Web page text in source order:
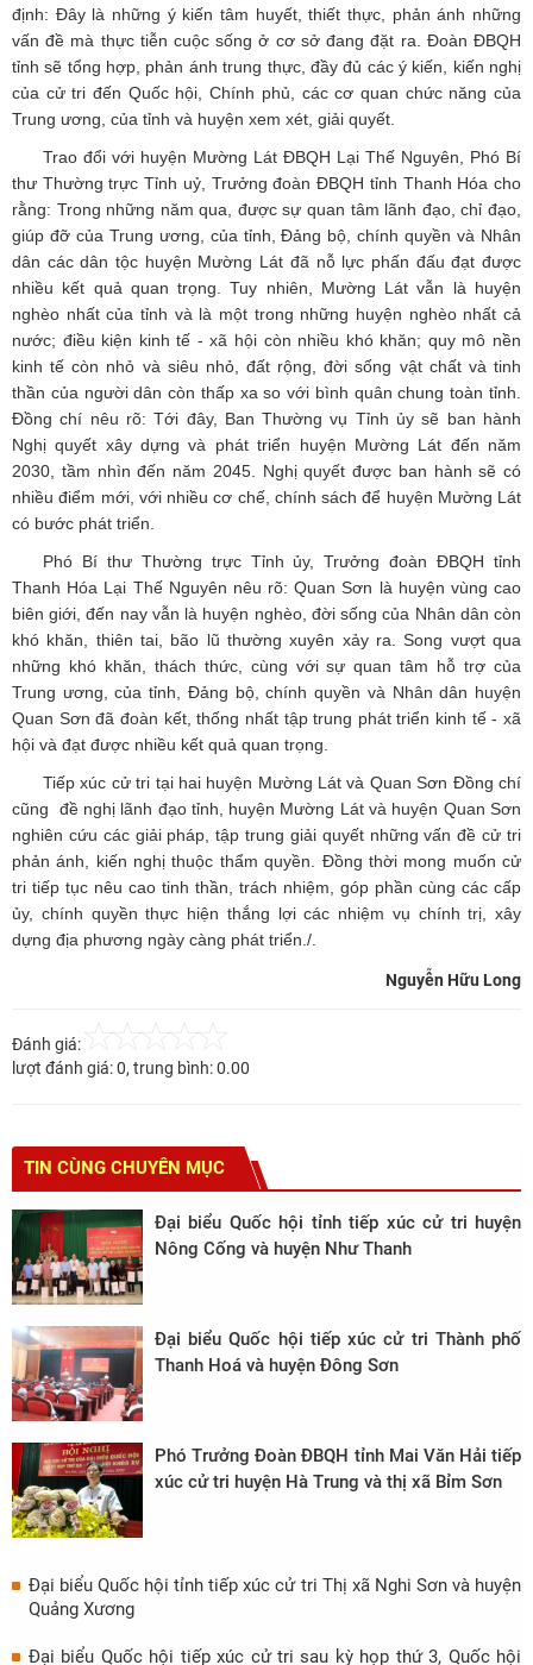
định: Đây là những ý kiến tâm huyết, thiết thực, phản ánh những
vấn đề mà thực tiễn cuộc sống ở cơ sở đang đặt ra. Đoàn ĐBQH
tỉnh sẽ tổng hợp, phản ánh trung thực, đầy đủ các ý kiến, kiến nghị
của cử tri đến Quốc hội, Chính phủ, các cơ quan chức năng của
Trung ương, của tỉnh và huyện xem xét, giải quyết.
Trao đổi với huyện Mường Lát ĐBQH Lại Thế Nguyên, Phó Bí
thư Thường trực Tỉnh uỷ, Trưởng đoàn ĐBQH tỉnh Thanh Hóa cho
rằng: Trong những năm qua, được sự quan tâm lãnh đạo, chỉ đạo,
giúp đỡ của Trung ương, của tỉnh, Đảng bộ, chính quyền và Nhân
dân các dân tộc huyện Mường Lát đã nỗ lực phấn đấu đạt được
nhiều kết quả quan trọng. Tuy nhiên, Mường Lát vẫn là huyện
nghèo nhất của tỉnh và là một trong những huyện nghèo nhất cả
nước; điều kiện kinh tế - xã hội còn nhiều khó khăn; quy mô nền
kinh tế còn nhỏ và siêu nhỏ, đất rộng, đời sống vật chất và tinh
thần của người dân còn thấp xa so với bình quân chung toàn tỉnh.
Đồng chí nêu rõ: Tới đây, Ban Thường vụ Tỉnh ủy sẽ ban hành
Nghị quyết xây dựng và phát triển huyện Mường Lát đến năm
2030, tầm nhìn đến năm 2045. Nghị quyết được ban hành sẽ có
nhiều điểm mới, với nhiều cơ chế, chính sách để huyện Mường Lát
có bước phát triển.
Phó Bí thư Thường trực Tỉnh ủy, Trưởng đoàn ĐBQH tỉnh
Thanh Hóa Lại Thế Nguyên nêu rõ: Quan Sơn là huyện vùng cao
biên giới, đến nay vẫn là huyện nghèo, đời sống của Nhân dân còn
khó khăn, thiên tai, bão lũ thường xuyên xảy ra. Song vượt qua
những khó khăn, thách thức, cùng với sự quan tâm hỗ trợ của
Trung ương, của tỉnh, Đảng bộ, chính quyền và Nhân dân huyện
Quan Sơn đã đoàn kết, thống nhất tập trung phát triển kinh tế - xã
hội và đạt được nhiều kết quả quan trọng.
Tiếp xúc cử tri tại hai huyện Mường Lát và Quan Sơn Đồng chí
cũng đề nghị lãnh đạo tỉnh, huyện Mường Lát và huyện Quan Sơn
nghiên cứu các giải pháp, tập trung giải quyết những vấn đề cử tri
phản ánh, kiến nghị thuộc thẩm quyền. Đồng thời mong muốn cử
tri tiếp tục nêu cao tinh thần, trách nhiệm, góp phần cùng các cấp
ủy, chính quyền thực hiện thắng lợi các nhiệm vụ chính trị, xây
dựng địa phương ngày càng phát triển./.
Nguyễn Hữu Long
Đánh giá:
lượt đánh giá:0, trung bình:0.00
TIN CÙNG CHUYÊN MỤC
Đại biểu Quốc hội tỉnh tiếp xúc cử tri huyện
Nông Cống và huyện Như Thanh
Đại biểu Quốc hội tiếp xúc cử tri Thành phố
Thanh Hoá và huyện Đông Sơn
Phó Trưởng Đoàn ĐBQH tỉnh Mai Văn Hải tiếp
xúc cử tri huyện Hà Trung và thị xã Bỉm Sơn
Đại biểu Quốc hội tỉnh tiếp xúc cử tri Thị xã Nghi Sơn và huyện
Quảng Xương
Đại biểu Quốc hội tiếp xúc cử tri sau kỳ họp thứ 3, Quốc hội